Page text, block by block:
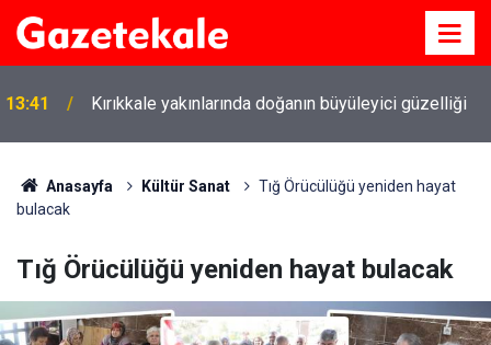
13:41 Kırıkkale yakınlarında doğanın büyüleyici güzelliği
Anasayfa Kültür Sanat
Tığ Örücülüğü yeniden hayat
bulacak
Tığ Örücülüğü yeniden hayat bulacak